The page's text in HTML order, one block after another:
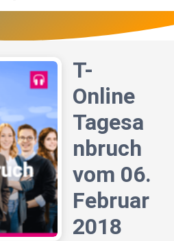
T-
Online
Tagesa
nbruch
vom 06.
Februar
2018